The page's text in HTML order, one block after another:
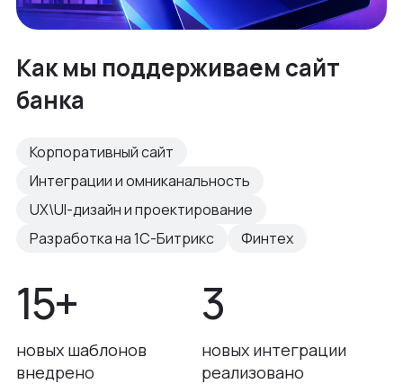
Как мы поддерживаем сайт
банка
Корпоративный сайт
Интеграции и омниканальность
UX\UI-дизайн и проектирование
Разработка на 1С-Битрикс
Финтех
15+
новых шаблонов
внедрено
3
новых интеграции
реализовано